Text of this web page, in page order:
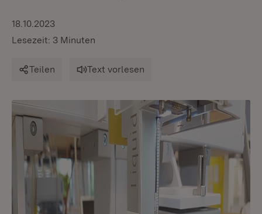
18.10.2023
Lesezeit: 3 Minuten
Teilen Text vorlesen